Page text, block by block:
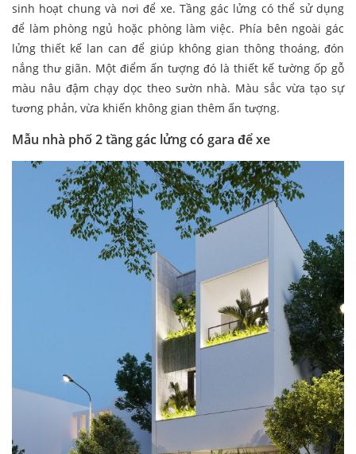
sinh hoạt chung và nơi để xe. Tầng gác lửng có thể sử dụng
để làm phòng ngủ hoặc phòng làm việc. Phía bên ngoài gác
lửng thiết kế lan can để giúp không gian thông thoáng, đón
nắng thư giãn. Một điểm ấn tượng đó là thiết kế tường ốp gỗ
màu nâu đậm chạy dọc theo sườn nhà. Màu sắc vừa tạo sự
tương phản, vừa khiến không gian thêm ấn tượng.
Mẫu nhà phố 2 tầng gác lửng có gara để xe